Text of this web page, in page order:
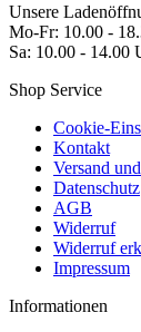
Unsere
Mo-Fr: 10.00 -
Sa: 10.00 - 14.00
Shop Service
Cookie-
Kontakt
Versand
Datenschutz
AGB
Widerruf
Widerruf
Impressum
Informationen